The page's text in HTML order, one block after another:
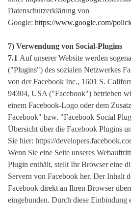
Datenschutzerklärung von
Google: https://www.google.com/
7) Verwendung von Social-Plugins
7.1 Auf unserer Website werden
("Plugins") des sozialen Netzwerkes
von der Facebook Inc., 1601 S.
94304, USA ("Facebook") betrieben
einem Facebook-Logo oder dem
Facebook" bzw. "Facebook Social
Übersicht über die Facebook Plugins
Sie hier: https://
Wenn Sie eine Seite unseres
Plugin enthält, stellt Ihr Browser eine
Servern von Facebook her. Der Inhalt
Facebook direkt an Ihren Browser
eingebunden. Durch diese Einbindung